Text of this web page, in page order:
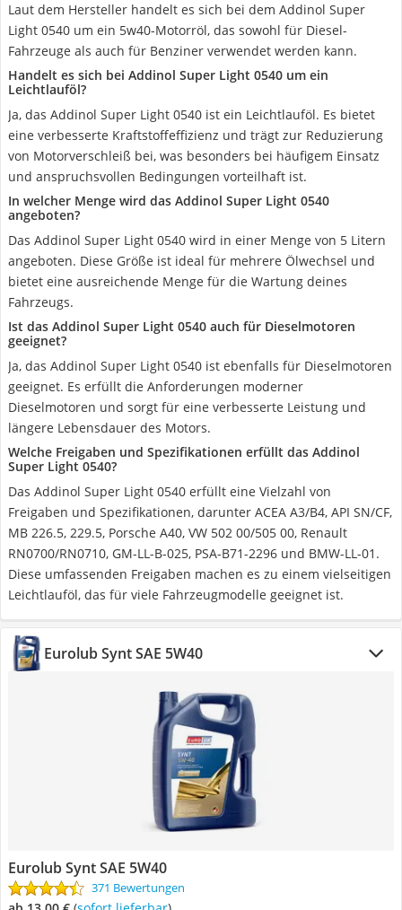
Laut dem Hersteller handelt es sich bei dem Addinol Super
Light 0540 um ein 5w40-Motorröl, das sowohl für Diesel-
Fahrzeuge als auch für Benziner verwendet werden kann.
Handelt es sich bei Addinol Super Light 0540 um ein
Leichtlauföl?
Ja, das Addinol Super Light 0540 ist ein Leichtlauföl. Es bietet
eine verbesserte Kraftstoffeffizienz und trägt zur Reduzierung
von Motorverschleiß bei, was besonders bei häufigem Einsatz
und anspruchsvollen Bedingungen vorteilhaft ist.
In welcher Menge wird das Addinol Super Light 0540
angeboten?
Das Addinol Super Light 0540 wird in einer Menge von 5 Litern
angeboten. Diese Größe ist ideal für mehrere Ölwechsel und
bietet eine ausreichende Menge für die Wartung deines
Fahrzeugs.
Ist das Addinol Super Light 0540 auch für Dieselmotoren
geeignet?
Ja, das Addinol Super Light 0540 ist ebenfalls für Dieselmotoren
geeignet. Es erfüllt die Anforderungen moderner
Dieselmotoren und sorgt für eine verbesserte Leistung und
längere Lebensdauer des Motors.
Welche Freigaben und Spezifikationen erfüllt das Addinol
Super Light 0540?
Das Addinol Super Light 0540 erfüllt eine Vielzahl von
Freigaben und Spezifikationen, darunter ACEA A3/B4, API SN/CF,
MB 226.5, 229.5, Porsche A40, VW 502 00/505 00, Renault
RN0700/RN0710, GM-LL-B-025, PSA-B71-2296 und BMW-LL-01.
Diese umfassenden Freigaben machen es zu einem vielseitigen
Leichtlauföl, das für viele Fahrzeugmodelle geeignet ist.
Eurolub Synt SAE 5W40
Eurolub Synt SAE 5W40
371 Bewertungen